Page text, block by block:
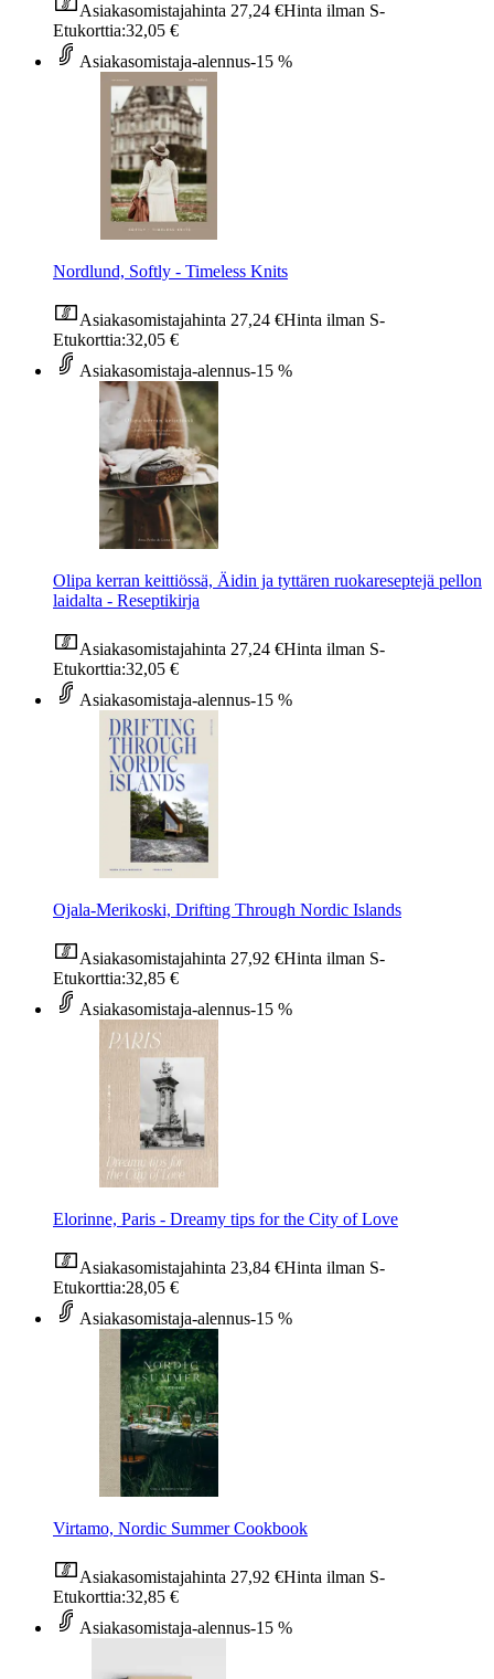
Asiakasomistajahinta 27,24 €Hinta ilman S-
Etukorttia:32,05 €
Asiakasomistaja-alennus-15 %
Nordlund, Softly - Timeless Knits
Asiakasomistajahinta 27,24 €Hinta ilman S-
Etukorttia:32,05 €
Asiakasomistaja-alennus-15 %
Olipa kerran keittiössä, Äidin ja tyttären ruokareseptejä pellon
laidalta - Reseptikirja
Asiakasomistajahinta 27,24 €Hinta ilman S-
Etukorttia:32,05 €
Asiakasomistaja-alennus-15 %
Ojala-Merikoski, Drifting Through Nordic Islands
Asiakasomistajahinta 27,92 €Hinta ilman S-
Etukorttia:32,85 €
Asiakasomistaja-alennus-15 %
Elorinne, Paris - Dreamy tips for the City of Love
Asiakasomistajahinta 23,84 €Hinta ilman S-
Etukorttia:28,05 €
Asiakasomistaja-alennus-15 %
Virtamo, Nordic Summer Cookbook
Asiakasomistajahinta 27,92 €Hinta ilman S-
Etukorttia:32,85 €
Asiakasomistaja-alennus-15 %